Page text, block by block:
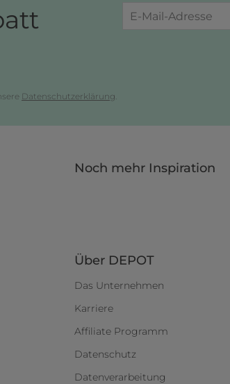
Datenschutzerklärung
Noch mehr Inspiration
Über DEPOT
Das Unternehmen
Karriere
Affiliate Programm
Datenschutz
Datenverarbeitung